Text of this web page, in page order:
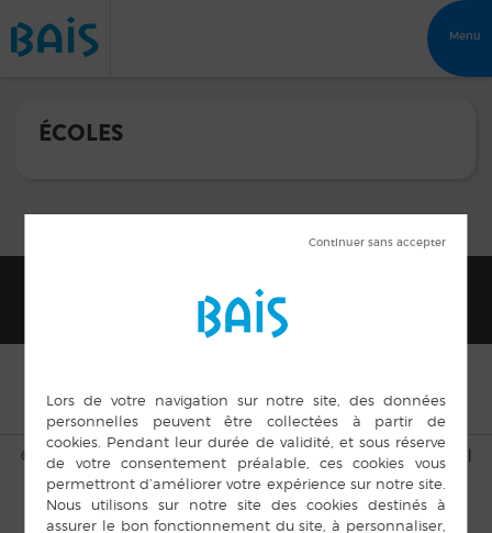
Menu
ÉCOLES
© Copyright Bais 2015 | Mentions légales Plan du site
|
Accès privé